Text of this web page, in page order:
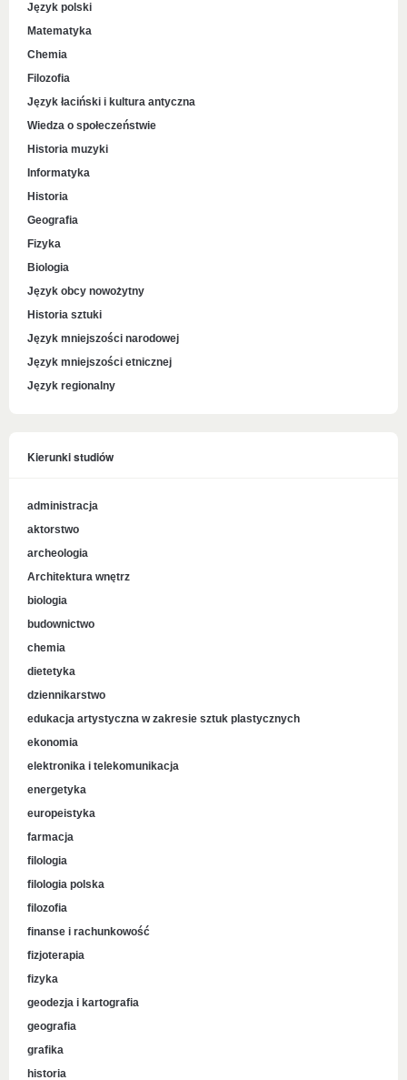
Język polski
Matematyka
Chemia
Filozofia
Język łaciński i kultura antyczna
Wiedza o społeczeństwie
Historia muzyki
Informatyka
Historia
Geografia
Fizyka
Biologia
Język obcy nowożytny
Historia sztuki
Język mniejszości narodowej
Język mniejszości etnicznej
Język regionalny
Kierunki studiów
administracja
aktorstwo
archeologia
Architektura wnętrz
biologia
budownictwo
chemia
dietetyka
dziennikarstwo
edukacja artystyczna w zakresie sztuk plastycznych
ekonomia
elektronika i telekomunikacja
energetyka
europeistyka
farmacja
filologia
filologia polska
filozofia
finanse i rachunkowość
fizjoterapia
fizyka
geodezja i kartografia
geografia
grafika
historia